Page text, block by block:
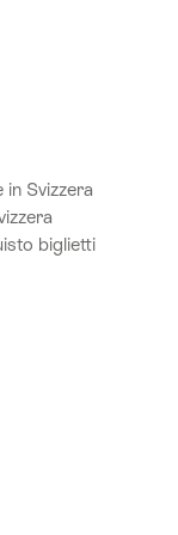
Svizzera
biglietti